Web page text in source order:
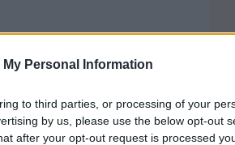
My Personal Information
to third parties, or processing of your
by us, please use the below opt-out
after your opt-out request is processed
la tranquillità serale del
ha cercato rifugio nel